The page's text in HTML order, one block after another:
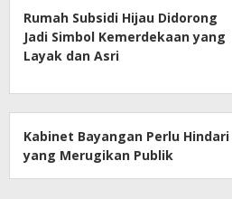
Rumah Subsidi Hijau Didorong
Jadi Simbol Kemerdekaan yang
Layak dan Asri
Kabinet Bayangan Perlu
yang Merugikan Publik